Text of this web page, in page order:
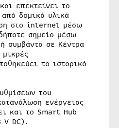
επεκτείνει το
δομικά υλικά
στο internet μέσω
σημείο μέσω
συμβάντα σε Κέντρα
το ιστορικό
του
ενέργειας
και το Smart Hub
V DC).